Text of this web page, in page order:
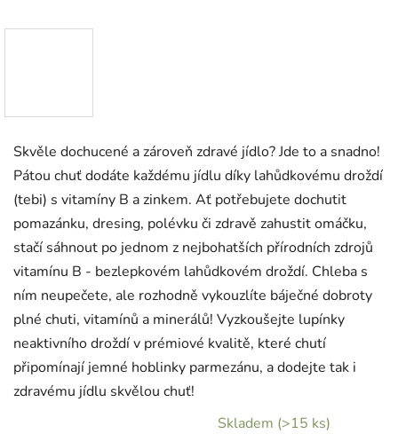
Skvěle dochucené a zároveň zdravé jídlo? Jde to a snadno!
Pátou chuť dodáte každému jídlu díky lahůdkovému droždí
(tebi) s vitamíny B a zinkem. Ať potřebujete dochutit
pomazánku, dresing, polévku či zdravě zahustit omáčku,
stačí sáhnout po jednom z nejbohatších přírodních zdrojů
vitamínu B - bezlepkovém lahůdkovém droždí. Chleba s
ním neupečete, ale rozhodně vykouzlíte báječné dobroty
plné chuti, vitamínů a minerálů! Vyzkoušejte lupínky
neaktivního droždí v prémiové kvalitě, které chutí
připomínají jemné hoblinky parmezánu, a dodejte tak i
zdravému jídlu skvělou chuť!
Skladem (>15 ks)